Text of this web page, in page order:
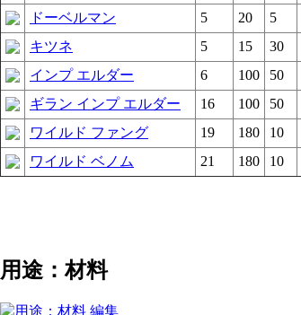
ドーベルマン 5 20 5
キツネ
5 15 30
インプ エルダー
6 100 50
ギラン インプ エルダー
16 100 50
ワイルド ファング
19 180 10
ワイルド ベノム
21 180 10
用途：材料